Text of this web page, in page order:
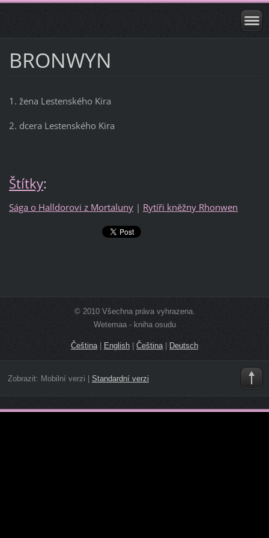
BRONWYN
1. žena Lestenského Kira
2. dcera Lestenského Kira
Štítky:
Sága o Halldorovi z Mortaluny | Rytíři kněžny Rhonwen
© 2010 Všechna práva vyhrazena.
Wetemaa - kniha osudu
Čeština | English Čeština| Deutsch
Zobrazit: Mobilní verzi Standardní verzi